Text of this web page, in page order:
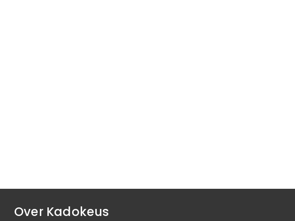
Over Kadokeus